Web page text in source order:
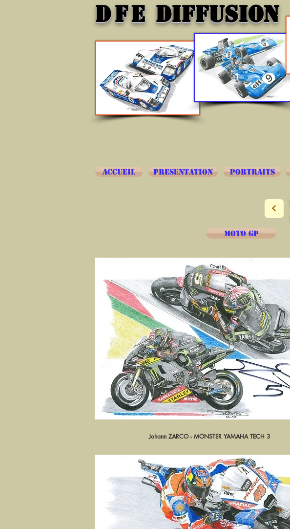
DFE DIFFUSION
MOTO GP
Aperçu rapide
Johann ZARCO - MONSTER YAMAHA TECH 3
PORTRAITS
PRESENTATION
ACCUEIL